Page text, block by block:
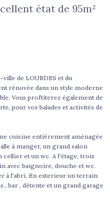
état de 95m²
de LOURDES et du
rénovée dans un style moderne
Vous proftiterez également de
pour vos balades et activités de
cuisine entièrement aménagée
à manger, un grand salon
cellier et un wc. A l'étage, trois
avec baignoire, douche et wc.
à l'abri. En exterieur un terrain
, bar , détente et un grand garage